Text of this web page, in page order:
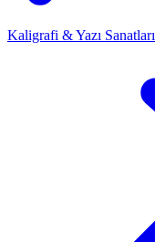
Kaligrafi & Yazı Sanatları